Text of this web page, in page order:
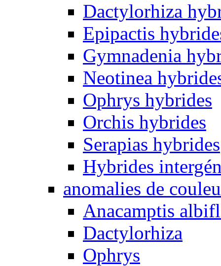
Dactylorhiza
Epipactis
Gymnadenia
Neotinea
Ophrys hybrides
Orchis hybrides
Serapias hybrides
Hybrides
anomalies de
Anacamptis
Dactylorhiza
Ophrys